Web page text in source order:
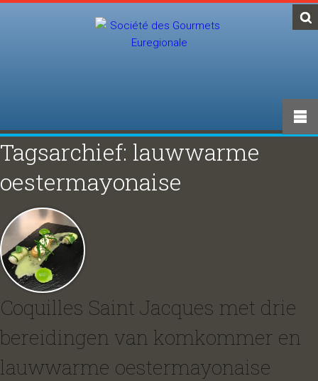
Tagsarchief: lauwwarme
oestermayonaise
Coquilles Saint Jacques met drie
bereidingen van komkommer en
lauwwarme oestermayonaise